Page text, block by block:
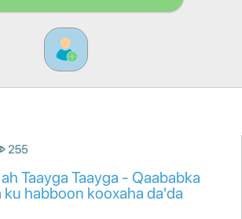
255
Taayga Taayga - Qaababka
ku habboon kooxaha da'da